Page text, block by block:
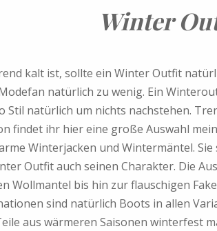
Winter
kalt ist, sollte ein Winter Outfit
natürlich zu wenig. Ein
Stil natürlich um nichts nachstehen.
findet ihr hier eine große Auswahl
Winterjacken und Wintermäntel.
Outfit auch seinen Charakter. Die
Wollmantel bis hin zur flauschigen
sind natürlich Boots in allen
aus wärmeren Saisonen winterfest